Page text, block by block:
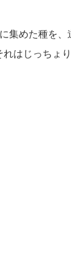
集めた種を、
はじっちょ